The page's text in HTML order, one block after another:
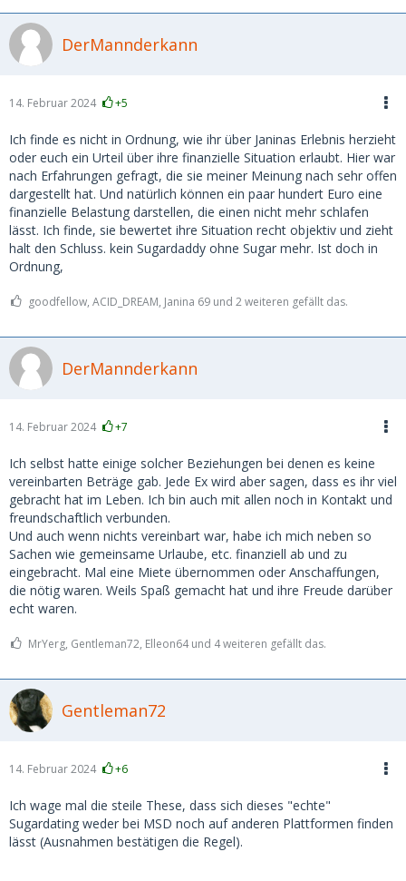
DerMannderkann
14. Februar 2024 +5
Ich finde es nicht in Ordnung, wie ihr über Janinas Erlebnis herzieht
oder euch ein Urteil über ihre finanzielle Situation erlaubt. Hier war
nach Erfahrungen gefragt, die sie meiner Meinung nach sehr offen
dargestellt hat. Und natürlich können ein paar hundert Euro eine
finanzielle Belastung darstellen, die einen nicht mehr schlafen
lässt. Ich finde, sie bewertet ihre Situation recht objektiv und zieht
halt den Schluss. kein Sugardaddy ohne Sugar mehr. Ist doch in
Ordnung,
goodfellow, ACID_DREAM, Janina 69 und 2 weiteren gefällt das.
DerMannderkann
14. Februar 2024 +7
Ich selbst hatte einige solcher Beziehungen bei denen es keine
vereinbarten Beträge gab. Jede Ex wird aber sagen, dass es ihr viel
gebracht hat im Leben. Ich bin auch mit allen noch in Kontakt und
freundschaftlich verbunden.
Und auch wenn nichts vereinbart war, habe ich mich neben so
Sachen wie gemeinsame Urlaube, etc. finanziell ab und zu
eingebracht. Mal eine Miete übernommen oder Anschaffungen,
die nötig waren. Weils Spaß gemacht hat und ihre Freude darüber
echt waren.
MrYerg, Gentleman72, Elleon64 und 4 weiteren gefällt das.
Gentleman72
14. Februar 2024 +6
Ich wage mal die steile These, dass sich dieses "echte"
Sugardating weder bei MSD noch auf anderen Plattformen finden
lässt (Ausnahmen bestätigen die Regel).